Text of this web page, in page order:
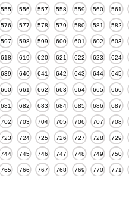
555 556 557 558 559 560 561
576 577 578 579 580 581 582
597 598 599 600 601 602 603
618 619 620 621 622 623 624
639 640 641 642 643 644 645
660 661 662 663 664 665 666
681 682 683 684 685 686 687
702 703 704 705 706 707 708
723 724 725 726 727 728 729
744 745 746 747 748 749 750
765 766 767 768 769 770 771